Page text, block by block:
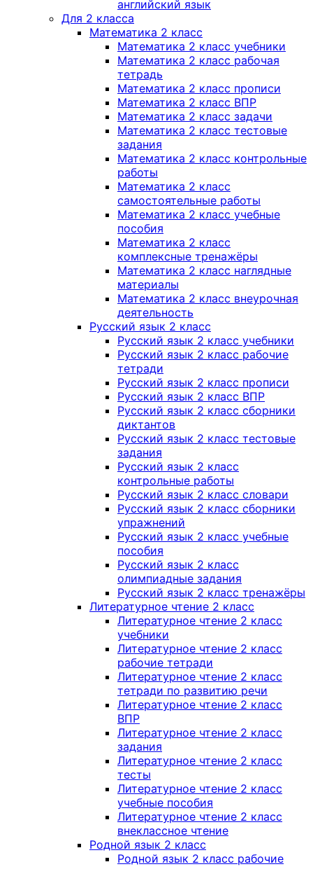
английский язык
Для 2 класса
Математика 2 класс
Математика 2 класс учебники
Математика 2 класс рабочая
тетрадь
Математика 2 класс прописи
Математика 2 класс ВПР
Математика 2 класс задачи
Математика 2 класс тестовые
задания
Математика 2 класс контрольные
работы
Математика 2 класс
самостоятельные работы
Математика 2 класс учебные
пособия
Математика 2 класс
комплексные тренажёры
Математика 2 класс наглядные
материалы
Математика 2 класс внеурочная
деятельность
Русский язык 2 класс
Русский язык 2 класс учебники
Русский язык 2 класс рабочие
тетради
Русский язык 2 класс прописи
Русский язык 2 класс ВПР
Русский язык 2 класс сборники
диктантов
Русский язык 2 класс тестовые
задания
Русский язык 2 класс
контрольные работы
Русский язык 2 класс словари
Русский язык 2 класс сборники
упражнений
Русский язык 2 класс учебные
пособия
Русский язык 2 класс
олимпиадные задания
Русский язык 2 класс тренажёры
Литературное чтение 2 класс
Литературное чтение 2 класс
учебники
Литературное чтение 2 класс
рабочие тетради
Литературное чтение 2 класс
тетради по развитию речи
Литературное чтение 2 класс
ВПР
Литературное чтение 2 класс
задания
Литературное чтение 2 класс
тесты
Литературное чтение 2 класс
учебные пособия
Литературное чтение 2 класс
внеклассное чтение
Родной язык 2 класс
Родной язык 2 класс рабочие